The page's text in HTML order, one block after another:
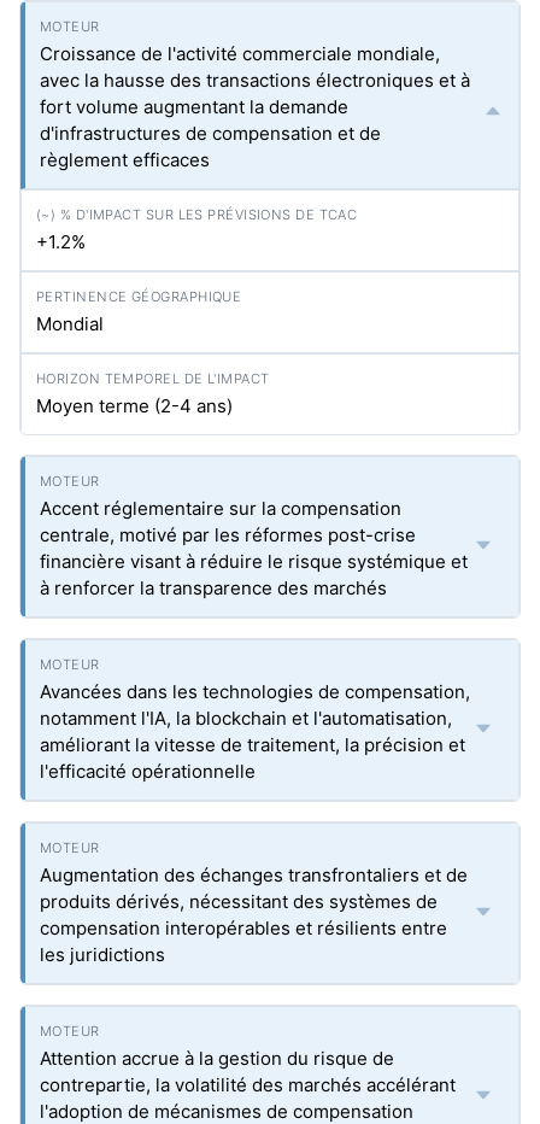
Croissance de l'activité commerciale mondiale,
avec la hausse des transactions électroniques et à
fort volume augmentant la demande
d'infrastructures de compensation et de
règlement efficaces
+1.2%
Mondial
Moyen terme (2-4 ans)
Accent réglementaire sur la compensation
centrale, motivé par les réformes post-crise
financière visant à réduire le risque systémique et
à renforcer la transparence des marchés
Avancées dans les technologies de compensation,
notamment l'IA, la blockchain et l'automatisation,
améliorant la vitesse de traitement, la précision et
l'efficacité opérationnelle
Augmentation des échanges transfrontaliers et de
produits dérivés, nécessitant des systèmes de
compensation interopérables et résilients entre
les juridictions
Attention accrue à la gestion du risque de
contrepartie, la volatilité des marchés accélérant
l'adoption de mécanismes de compensation